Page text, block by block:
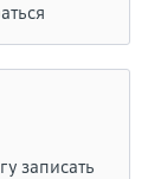
записать